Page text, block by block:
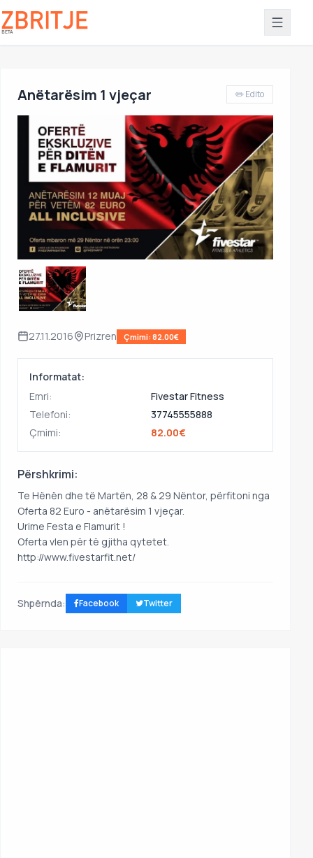
Anëtarësim 1 vjeçar ✏️ Edito
27.11.2016 Prizren Çmimi: 82.00€
Informatat:
Emri:
Fivestar Fitness
Telefoni:
37745555888
Çmimi:
82.00€
Përshkrimi:
Te Hënën dhe të Martën, 28 & 29 Nëntor, përfitoni nga
Oferta 82 Euro - anëtarësim 1 vjeçar.
Urime Festa e Flamurit !
Oferta vlen për të gjitha qytetet.
http://www.fivestarfit.net/
Shpërnda: Facebook Twitter